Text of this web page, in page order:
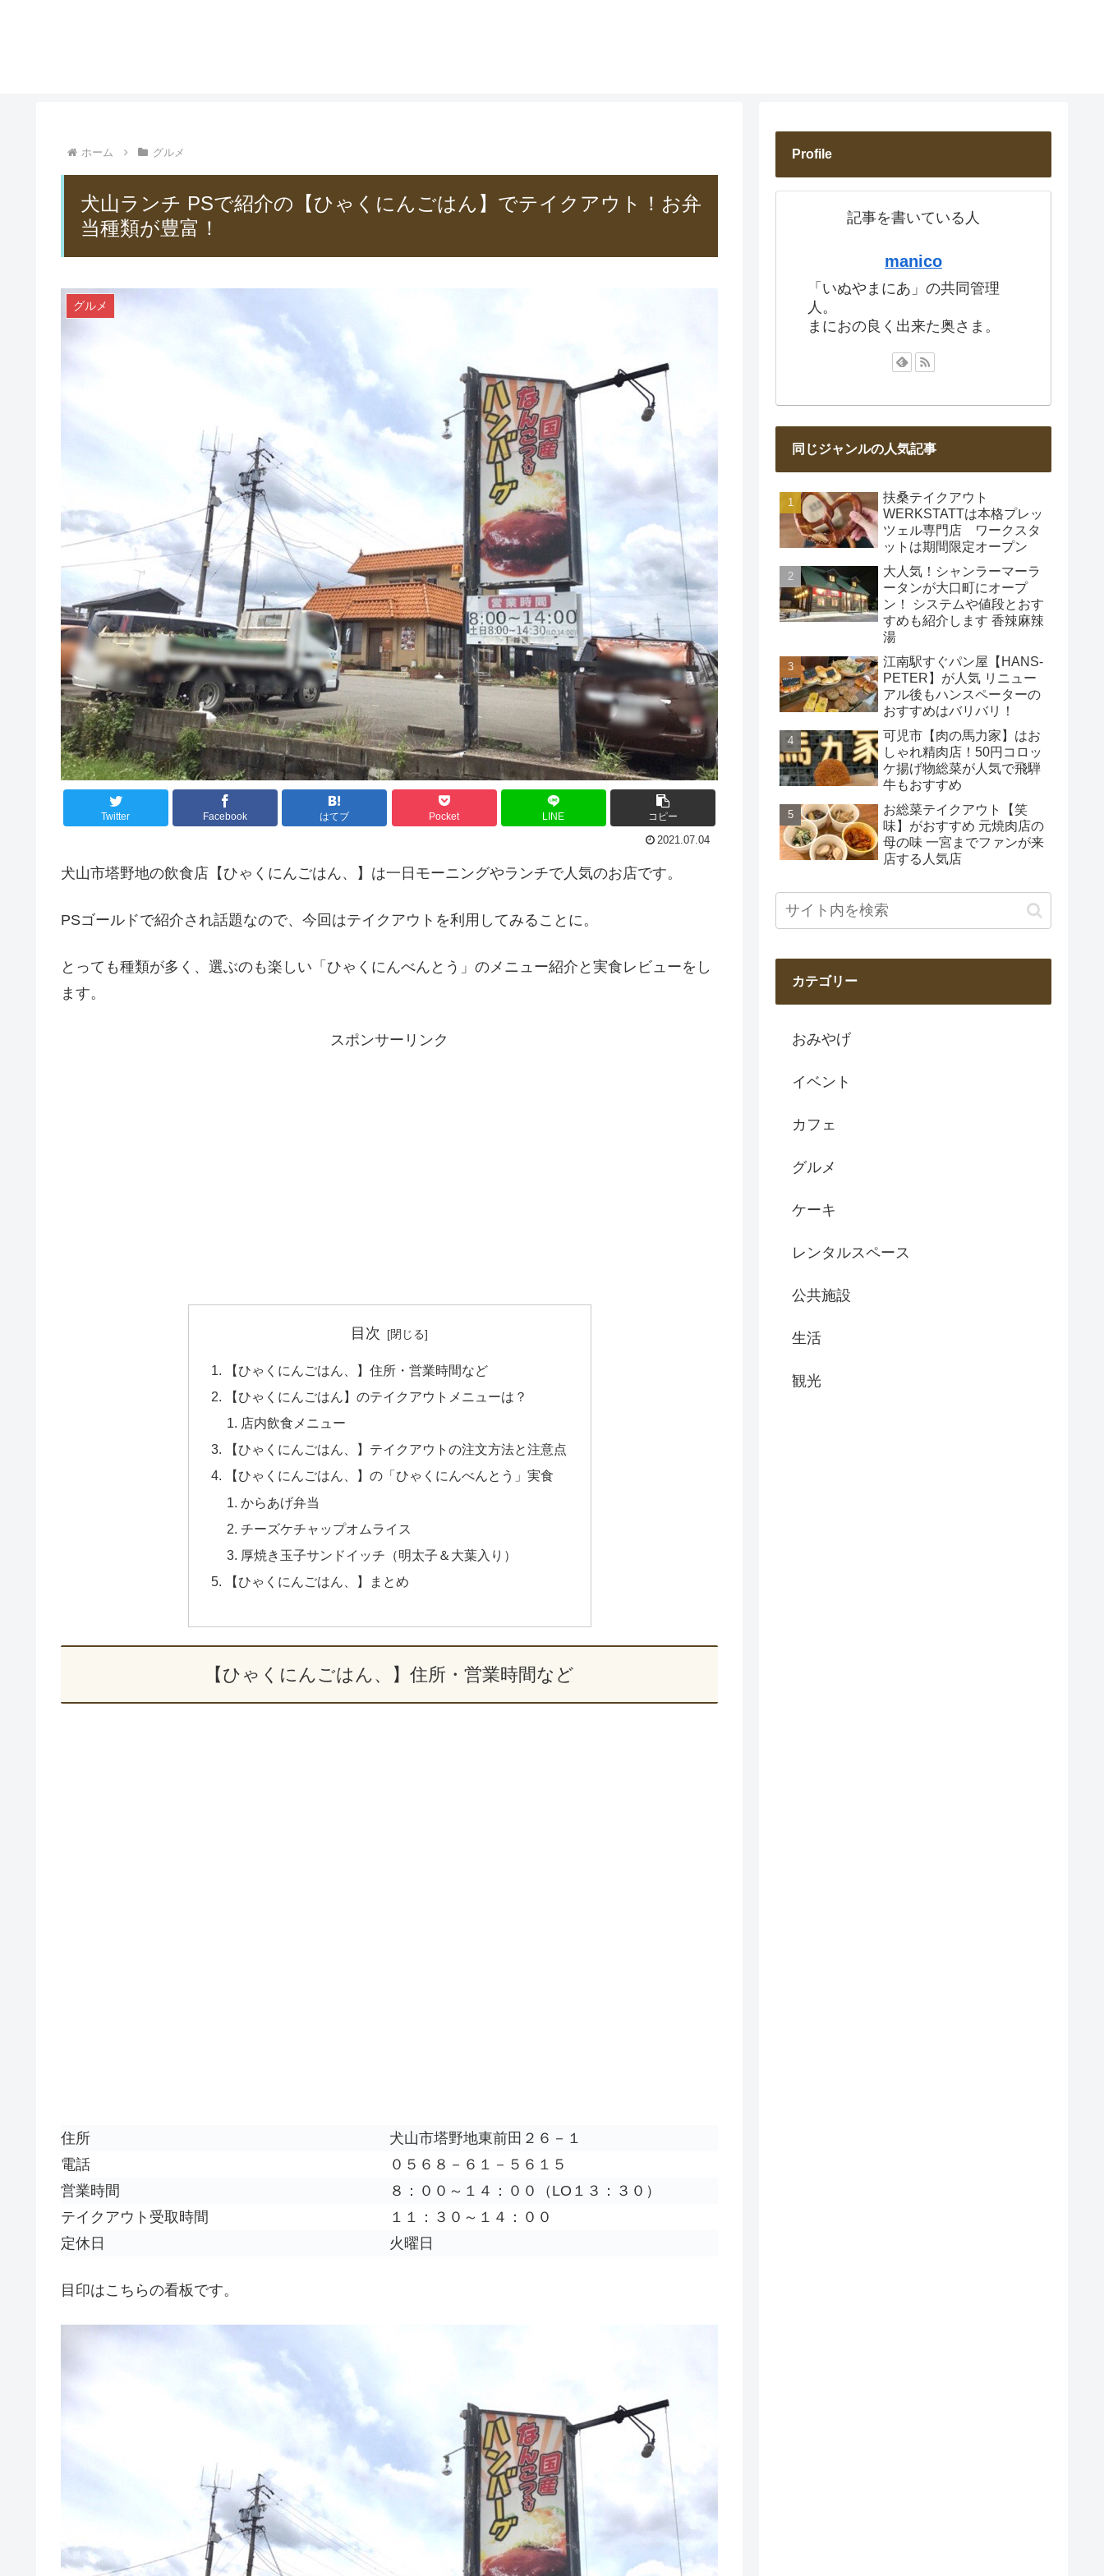
ホーム グルメ
犬山ランチ PSで紹介の【ひゃくにんごはん】でテイクアウト！お弁
当種類が豊富！
グルメ
Twitter Facebook はてブ Pocket LINE コピー
2021.07.04
犬山市塔野地の飲食店【ひゃくにんごはん、】は一日モーニングやランチで人気のお店です。
PSゴールドで紹介され話題なので、今回はテイクアウトを利用してみることに。
とっても種類が多く、選ぶのも楽しい「ひゃくにんべんとう」のメニュー紹介と実食レビューをし
ます。
スポンサーリンク
目次
【ひゃくにんごはん、】住所・営業時間など
【ひゃくにんごはん】のテイクアウトメニューは？
店内飲食メニュー
【ひゃくにんごはん、】テイクアウトの注文方法と注意点
【ひゃくにんごはん、】の「ひゃくにんべんとう」実食
からあげ弁当
チーズケチャップオムライス
厚焼き玉子サンドイッチ（明太子＆大葉入り）
【ひゃくにんごはん、】まとめ
【ひゃくにんごはん、】住所・営業時間など
住所
犬山市塔野地東前田２６－１
電話
０５６８－６１－５６１５
営業時間
８：００～１４：００（LO１３：３０）
テイクアウト受取時間
１１：３０～１４：００
定休日
火曜日
目印はこちらの看板です。
Profile
記事を書いている人
manico
「いぬやまにあ」の共同管理
人。
まにおの良く出来た奥さま。
同じジャンルの人気記事
扶桑テイクアウト
WERKSTATTは本格プレッ
ツェル専門店 ワークスタ
ットは期間限定オープン
大人気！シャンラーマーラ
ータンが大口町にオープ
ン！ システムや値段とおす
すめも紹介します 香辣麻辣
湯
江南駅すぐパン屋【HANS‐
PETER】が人気 リニュー
アル後もハンスペーターの
おすすめはバリバリ！
可児市【肉の馬力家】はお
しゃれ精肉店！50円コロッ
ケ揚げ物総菜が人気で飛騨
牛もおすすめ
お総菜テイクアウト【笑
味】がおすすめ 元焼肉店の
母の味 一宮までファンが来
店する人気店
カテゴリー
おみやげ
イベント
カフェ
グルメ
ケーキ
レンタルスペース
公共施設
生活
観光